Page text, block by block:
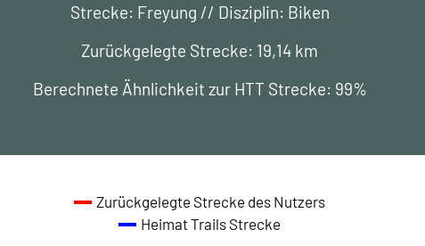
Strecke: Freyung // Disziplin: Biken
Zurückgelegte Strecke: 19,14 km
Berechnete Ähnlichkeit zur HTT Strecke: 99%
Zurückgelegte Strecke des Nutzers
Heimat Trails Strecke